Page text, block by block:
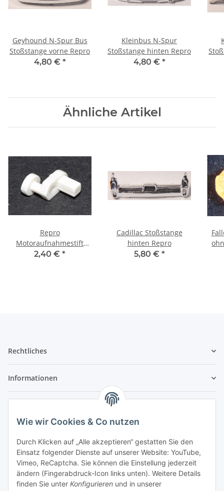
Wie wir Cookies & Co nutzen
Durch Klicken auf „Alle akzeptieren“ gestatten Sie den
Einsatz folgender Dienste auf unserer Website: YouTube,
Vimeo, ReCaptcha. Sie können die Einstellung jederzeit
ändern (Fingerabdruck-Icon links unten). Weitere Details
finden Sie unter Konfigurieren und in unserer
Geyhound N-Spur Bus
Stoßstange vorne Repro
4,80 € *
Kleinbus N-Spur
Stoßstange hinten Repro
4,80 € *
Ähnliche Artikel
Repro
Motoraufnahmestift
hinten für LKW weiß
2,40 € *
Cadillac Stoßstange
hinten Repro
5,80 € *
Rechtliches
Informationen
Wir sind kein Spielwarenhändler i. S. d.
Spielwarenverordnung
Die meisten der von uns vertriebenen Produkte sind
nur für ein Erwachsenenhobby gedacht. Diese
Produkte gehören nicht in unbeaufsichtigte